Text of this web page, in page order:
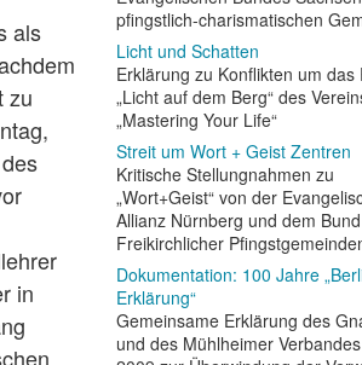
als
zu
in
pfingstlich-charismatischen
Licht und Schatten
Erklärung zu Konflikten um das
„Licht auf dem Berg“ des
„Mastering Your Life“
Streit um Wort + Geist Zentren
Kritische Stellungnahmen zu
„Wort+Geist“ von der
Allianz Nürnberg und dem Bund
Freikirchlicher
Dokumentation: 100 Jahre
Erklärung“
Gemeinsame Erklärung des
und des Mühlheimer